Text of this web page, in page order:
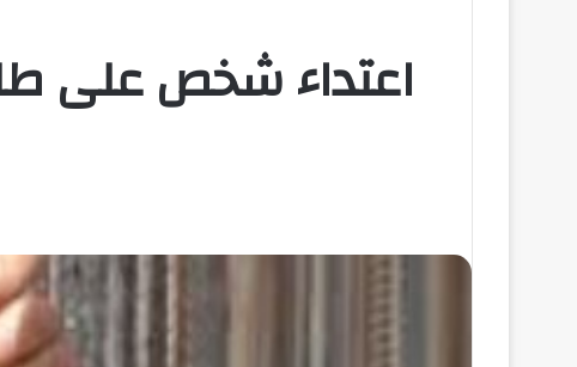
اعتداء شخص على